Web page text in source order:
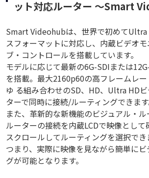
ット対応ルーター ～Smart
Smart Videohubは、世界で初めてUltra
スフォーマットに対応し、内蔵ビデオ
ブ・コントロールを搭載しています。
モデルに応じて最新の6G-SDIまたは
を搭載。最大2160p60の高フレームレ
ゆ る組み合わせのSD、HD、Ultra HD
ターで同時に接続/ルーティングできます
また、革新的な新機能のビジュアル・ル
ルーターの接続を内蔵LCDで映像として
スクロールしてルーティングを選択でき
つまり、実際に映像を見ながら簡単に
グが可能となります。